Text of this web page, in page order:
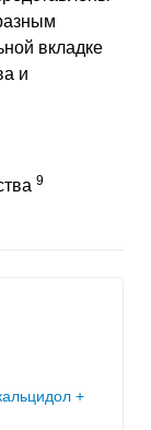
вкладке
и
9
+